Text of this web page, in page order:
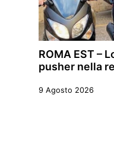
ROMA EST –
pusher nella
9 Agosto 2026